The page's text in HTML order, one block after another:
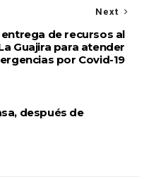
Next
de recursos al
Guajira para atender
por Covid-19
después de